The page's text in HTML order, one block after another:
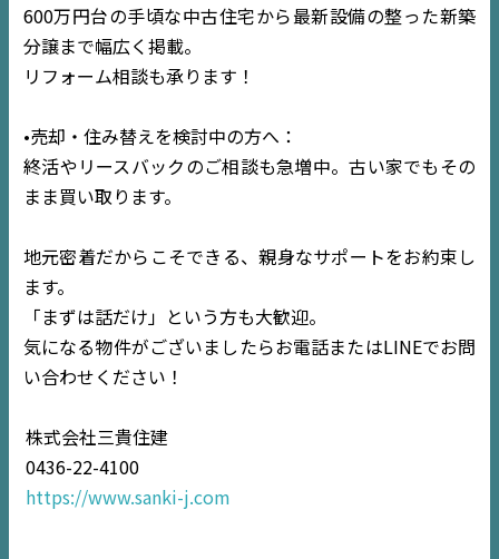
EVENT
600万円台の手頃な中古住宅から最新設備の整った新築
分譲まで幅広く掲載。
リフォーム相談も承ります！
•売却・住み替えを検討中の方へ：
終活やリースバックのご相談も急増中。古い家でもその
まま買い取ります。
地元密着だからこそできる、親身なサポートをお約束し
ます。
「まずは話だけ」という方も大歓迎。
気になる物件がございましたらお電話またはLINEでお問
い合わせください！
株式会社三貴住建
0436-22-4100
https://www.sanki-j.com